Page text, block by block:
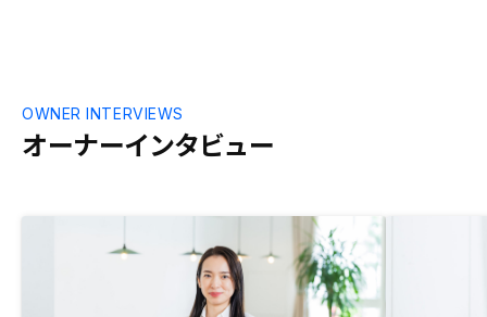
オーナーインタビュー
OWNER INTERVIEWS